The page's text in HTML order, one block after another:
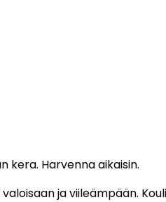
kera. Harvenna aikaisin.
ja viileämpään.